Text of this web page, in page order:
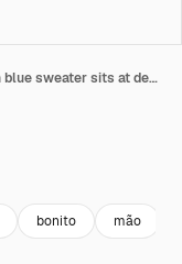
Adorable smiling Caucasian toddler in blue sweater sits at desk. Cute child uses molding machine to make plasticine figures.
bonito mão